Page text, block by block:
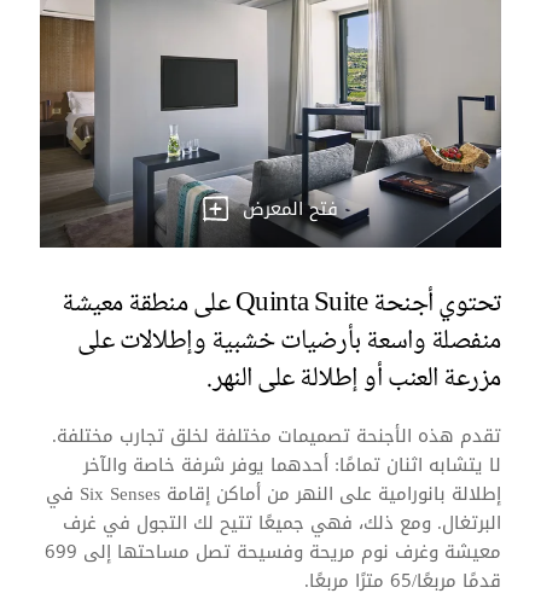
فتح المعرض
تحتوي أجنحة Quinta Suite على منطقة معيشة
منفصلة واسعة بأرضيات خشبية وإطلالات على
مزرعة العنب أو إطلالة على النهر.
تقدم هذه الأجنحة تصميمات مختلفة لخلق تجارب مختلفة.
لا يتشابه اثنان تمامًا: أحدهما يوفر شرفة خاصة والآخر
إطلالة بانورامية على النهر من أماكن إقامة Six Senses في
البرتغال. ومع ذلك، فهي جميعًا تتيح لك التجول في غرف
معيشة وغرف نوم مريحة وفسيحة تصل مساحتها إلى 699
قدمًا مربعًا/65 مترًا مربعًا.